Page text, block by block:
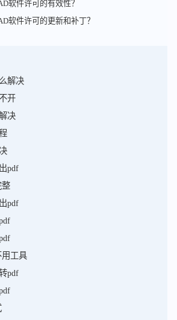
软件许可的有效性？
软件许可的更新和补丁？
解决
开
决
pdf
整
pdf
工具
pdf